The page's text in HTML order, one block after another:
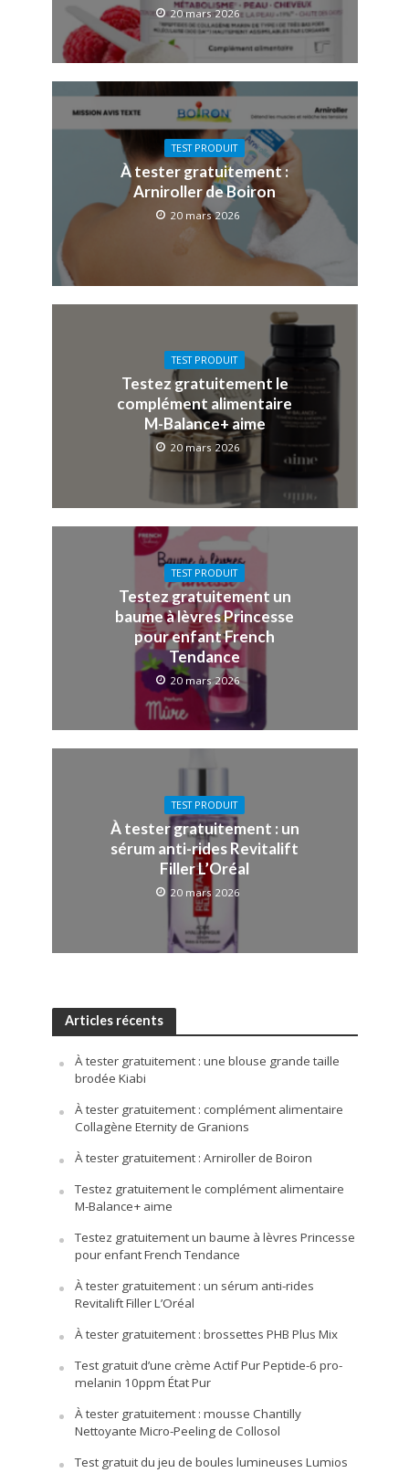
20 mars 2026
TEST PRODUIT
À tester gratuitement :
Arniroller de Boiron
20 mars 2026
TEST PRODUIT
Testez gratuitement le
complément alimentaire
M-Balance+ aime
20 mars 2026
TEST PRODUIT
Testez gratuitement un
baume à lèvres Princesse
pour enfant French
Tendance
20 mars 2026
TEST PRODUIT
À tester gratuitement : un
sérum anti-rides Revitalift
Filler L’Oréal
20 mars 2026
Articles récents
À tester gratuitement : une blouse grande taille
brodée Kiabi
À tester gratuitement : complément alimentaire
Collagène Eternity de Granions
À tester gratuitement : Arniroller de Boiron
Testez gratuitement le complément alimentaire
M-Balance+ aime
Testez gratuitement un baume à lèvres Princesse
pour enfant French Tendance
À tester gratuitement : un sérum anti-rides
Revitalift Filler L’Oréal
À tester gratuitement : brossettes PHB Plus Mix
Test gratuit d’une crème Actif Pur Peptide-6 pro-
melanin 10ppm État Pur
À tester gratuitement : mousse Chantilly
Nettoyante Micro-Peeling de Collosol
Test gratuit du jeu de boules lumineuses Lumios